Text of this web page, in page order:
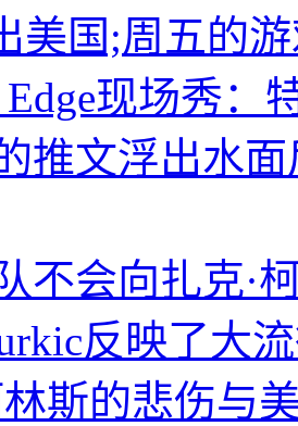
美国;周五的
Edge现场秀：
推文浮出水
不会向扎克·
反映了大
林斯的悲伤与